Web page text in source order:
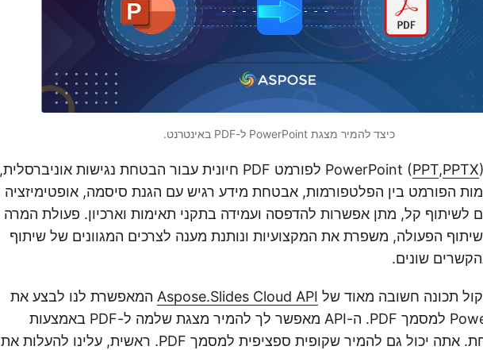
כיצד להמיר מצגת PowerPoint ל-PDF באינטרנט.
PPT,PPTX
) לפורמט PDF חיונית עבור הבטחת נגישות אוניברסלית,
הפורמט בין הפלטפורמות, אבטחת מידע רגיש עם הגנת סיסמה, אופטימיזציה
לשיתוף קל, מתן אפשרות להדפסה ועמידה בתקני תאימות וארכיון. פעולת המרה
הפעולה, משפרת את המקצועיות ונותנת מענה לצרכים המגוונים של שיתוף
שונים.
תכונה חשובה מאוד של Aspose.Slides Cloud API המאפשרת לנו לבצע את
מצגת PowerPoint למסמך PDF. ה-API מאפשר לך להמיר מצגת שלמה ל-PDF באמצעות
קריאת API אחת. אתה יכול גם להמיר שקופית ספציפית למסמך PDF. ראשית, עלינו להעלות את